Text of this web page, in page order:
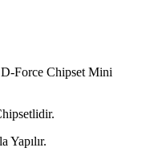
Force Chipset Mini
Yapılır.